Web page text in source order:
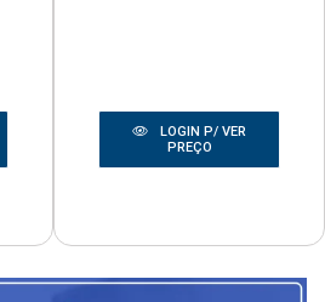
LOGIN P/ VER
PREÇO